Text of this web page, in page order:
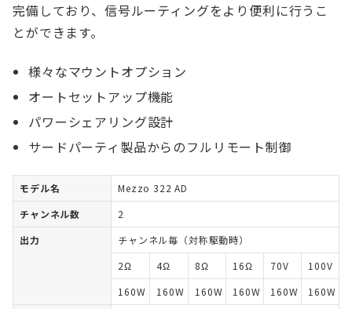
完備しており、信号ルーティングをより便利に行うこ
とができます。
様々なマウントオプション
オートセットアップ機能
パワーシェアリング設計
サードパーティ製品からのフルリモート制御
モデル名
Mezzo 322 AD
チャンネル数
2
出力
チャンネル毎（対称駆動時）
2Ω
4Ω 8Ω 16Ω 70V
100V
160W
160W 160W 160W 160W
160W